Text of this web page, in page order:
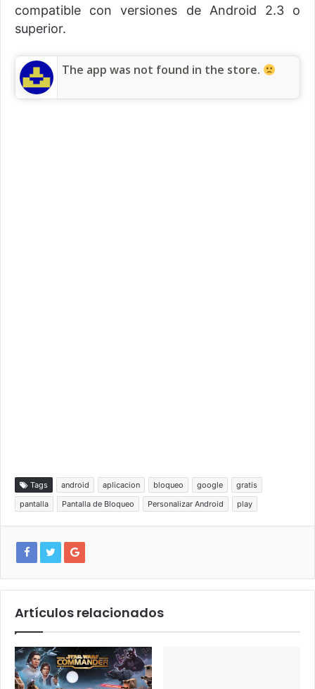
compatible con versiones de Android 2.3 o
superior.
The app was not found in the store.
Tags android aplicacion bloqueo google
gratis
pantalla
Pantalla de Bloqueo Personalizar Android play
Artículos relacionados